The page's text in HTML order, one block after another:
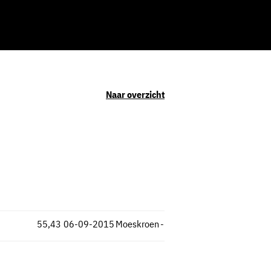
Naar overzicht
Moeskroen
55,43 -
06-09-2015